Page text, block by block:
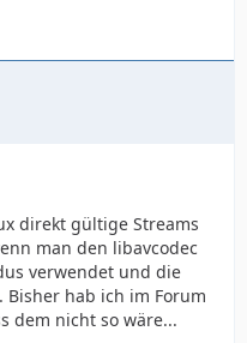
direkt gültige Streams
man den libavcodec
verwendet und die
hab ich im Forum
dem nicht so wäre...